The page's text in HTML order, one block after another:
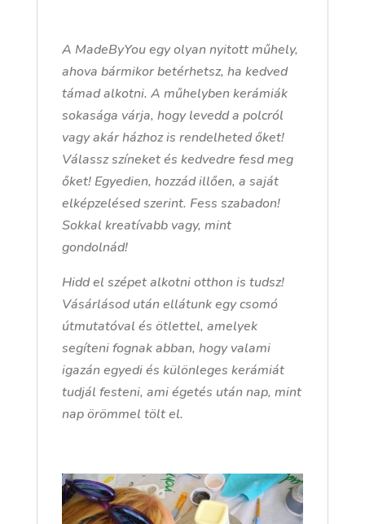
A MadeByYou egy olyan nyitott műhely,
ahova bármikor betérhetsz, ha kedved
támad alkotni. A műhelyben kerámiák
sokasága várja, hogy levedd a polcról
vagy akár házhoz is rendelheted őket!
Válassz színeket és kedvedre fesd meg
őket! Egyedien, hozzád illően, a saját
elképzelésed szerint. Fess szabadon!
Sokkal kreatívabb vagy, mint
gondolnád!
Hidd el szépet alkotni otthon is tudsz!
Vásárlásod után ellátunk egy csomó
útmutatóval és ötlettel, amelyek
segíteni fognak abban, hogy valami
igazán egyedi és különleges kerámiát
tudjál festeni, ami égetés után nap, mint
nap örömmel tölt el.